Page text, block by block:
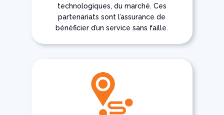
technologiques, du marché. Ces
partenariats sont l’assurance de
bénéficier d’un service sans faille.